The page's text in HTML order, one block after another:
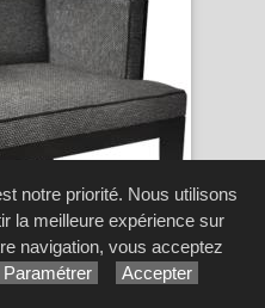
notre priorité. Nous utilisons
la meilleure expérience sur
navigation, vous acceptez
Paramétrer Accepter